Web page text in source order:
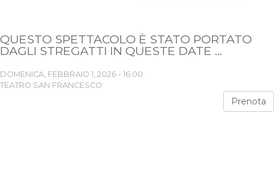
QUESTO SPETTACOLO È STATO PORTATO
DAGLI STREGATTI IN QUESTE DATE ...
DOMENICA, FEBBRAIO 1, 2026 - 16:00
TEATRO SAN FRANCESCO
Prenota